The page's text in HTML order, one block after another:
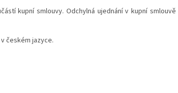
kupní smlouvy. Odchylná ujednání v kupní
českém jazyce.